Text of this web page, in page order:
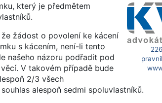
který je předmětem
žádost o povolení ke kácení
s kácením, není-li tento
našeho názoru podřadit pod
V takovém případě bude
2/3 všech
alespoň sedmi spoluvlastníků.